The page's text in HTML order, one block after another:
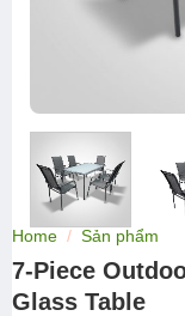
Home / Sản phẩm
7-Piece
Glass Table